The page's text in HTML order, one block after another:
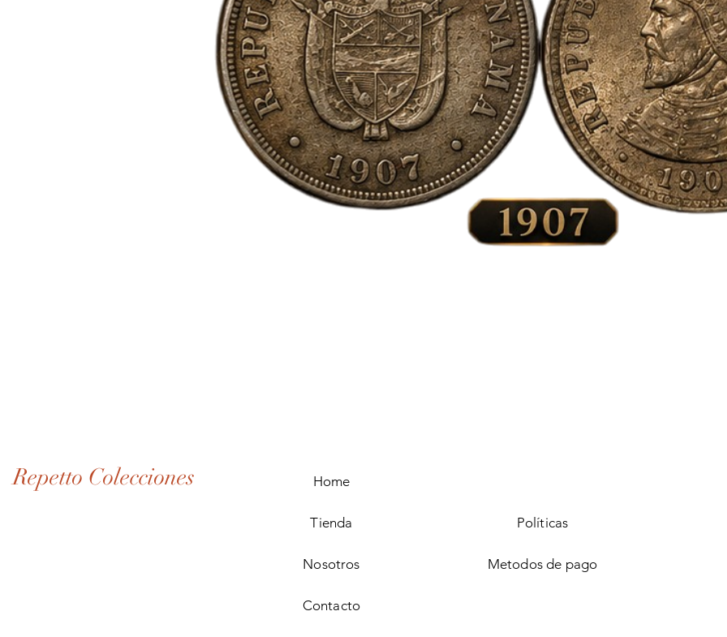
Repetto Colecciones Home
Tienda
Nosotros
Contacto
Políticas
Metodos de pago